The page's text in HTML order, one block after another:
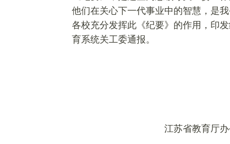
他们在关心下一代事业中的智慧，是
各校充分发挥此《纪要》的作用，印
育系统关工委通报。
江苏省教育厅